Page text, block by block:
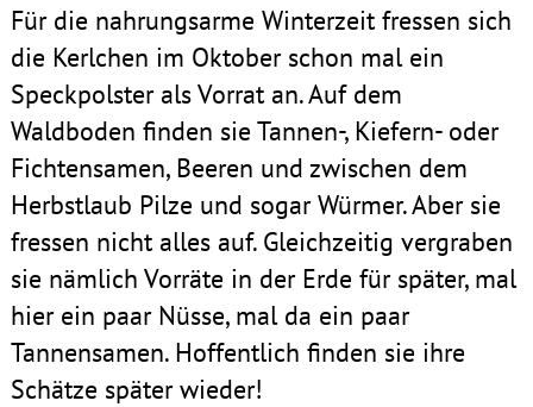
Für die nahrungsarme Winterzeit fressen sich
die Kerlchen im Oktober schon mal ein
Speckpolster als Vorrat an. Auf dem
Waldboden finden sie Tannen-, Kiefern- oder
Fichtensamen, Beeren und zwischen dem
Herbstlaub Pilze und sogar Würmer. Aber sie
fressen nicht alles auf. Gleichzeitig vergraben
sie nämlich Vorräte in der Erde für später, mal
hier ein paar Nüsse, mal da ein paar
Tannensamen. Hoffentlich finden sie ihre
Schätze später wieder!